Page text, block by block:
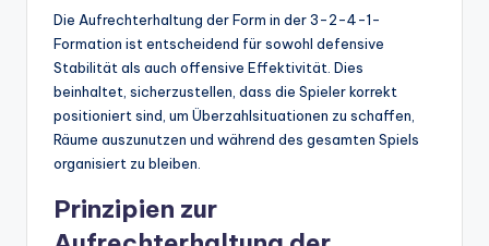
Die Aufrechterhaltung der Form in der 3-2-4-1-
Formation ist entscheidend für sowohl defensive
Stabilität als auch offensive Effektivität. Dies
beinhaltet, sicherzustellen, dass die Spieler korrekt
positioniert sind, um Überzahlsituationen zu schaffen,
Räume auszunutzen und während des gesamten Spiels
organisiert zu bleiben.
Prinzipien zur